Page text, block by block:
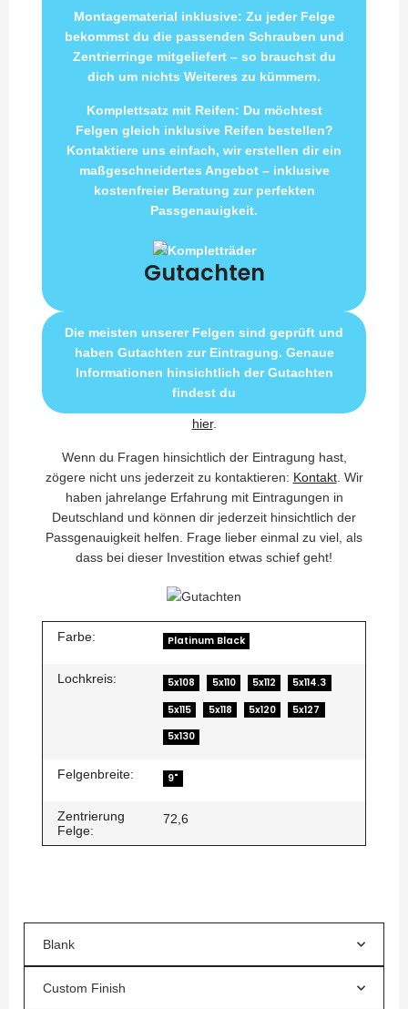
Montagematerial inklusive: Zu jeder Felge
bekommst du die passenden Schrauben und
Zentrierringe mitgeliefert – so brauchst du
dich um nichts Weiteres zu kümmern.
Komplettsatz mit Reifen: Du möchtest
Felgen gleich inklusive Reifen bestellen?
Kontaktiere uns einfach, wir erstellen dir ein
maßgeschneidertes Angebot – inklusive
kostenfreier Beratung zur perfekten
Passgenauigkeit.
Gutachten
Die meisten unserer Felgen sind geprüft und
haben Gutachten zur Eintragung. Genaue
Informationen hinsichtlich der Gutachten
findest du
hier.
Wenn du Fragen hinsichtlich der Eintragung hast,
zögere nicht uns jederzeit zu kontaktieren: Kontakt. Wir
haben jahrelange Erfahrung mit Eintragungen in
Deutschland und können dir jederzeit hinsichtlich der
Passgenauigkeit helfen. Frage lieber einmal zu viel, als
dass bei dieser Investition etwas schief geht!
Farbe: Platinum Black
Lochkreis: 5x108 5x110 5x112
5x114.3
5x115
5x118 5x120
5x127
5x130
Felgenbreite: 9"
Zentrierung
Felge:
72,6
Blank
Custom Finish